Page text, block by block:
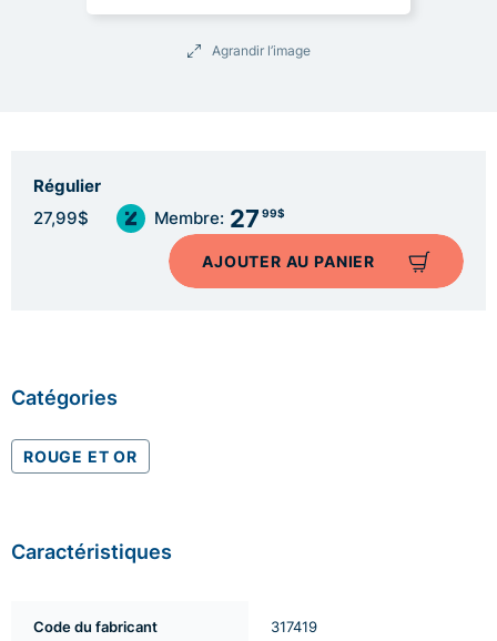
Agrandir l’image
Régulier
27,99$ Membre: 27 99$
AJOUTER AU PANIER
Catégories
ROUGE ET OR
Caractéristiques
Code du fabricant 317419